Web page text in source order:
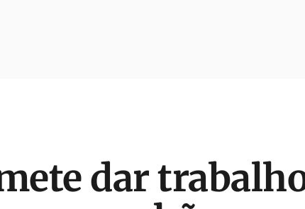
dar